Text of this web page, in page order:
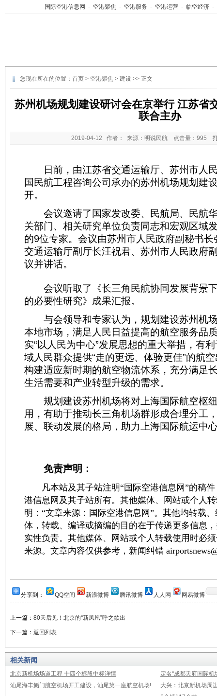
国际空港信息网 - 空港聚焦 - 空港服务 - 空港运营 - 临空经济 -
您现在所在的位置： 首页 > 空港聚焦 > 建设 >> 正文
苏州机场规划建设研讨会在京举行 江苏省
联合主办
2019-04-12 作者： 来源：明说民航 点击量： 995
日前，由江苏省交通运输厅、苏州市人
国民航工程咨询公司承办的苏州机场规划建
开。
会议邀请了国家发改委、民航局、民航
关部门、相关研究单位负责同志和宏观区域
的9位专家。会议由苏州市人民政府副秘书
交通运输厅副厅长汪祝君、苏州市人民政府
议并讲话。
会议听取了《长三角民航协同发展背景
的必要性研究》成果汇报。
与会领导和专家认为，规划建设苏州机
本地市场，满足人民日益提高的航空服务品
实“以人民为中心”发展思想的重大举措，有
域人民群众提供“走的更远、体验更佳”的航
构建适应新时期的航空物流体系，充分满足
生活需要和产业转型升级的需求。
规划建设苏州机场将对上海国际航空枢
用，有助于推动长三角机场群形成合理分工
展、联动发展的格局，助力上海国际航运中
免责声明：
凡本站及其子站注明“国际空港信息网”的稿件
港信息网及其子站所有。其他媒体、网站或个人
明：“文章来源：国际空港信息网”。其他均转载
体，转载、编译或摘编的目的在于传递更多信息
实性负责。其他媒体、网站或个人转载使用时必
来源。文章内容仅供参考，新闻纠错
分享到： QQ空间 新浪微博 腾讯微博 人人网 网易微博
上一篇： 80天后见！北京的“新凤凰”呼之欲出
下一篇： 返回列表
相关新闻
北京新机场场道工程 十四个标段中标详情
定名“成都天府国际
汕尾海丰鲘门航空机场开工建设，汕尾第一座航空机场!
大兴：北京新机场周